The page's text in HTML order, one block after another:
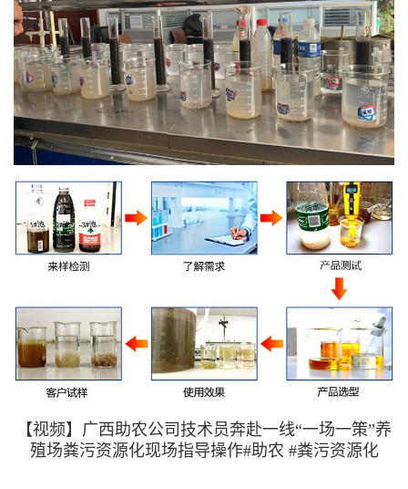
【视频】广西助农公司技术员奔赴一线“一场一策”养
殖场粪污资源化现场指导操作#助农 #粪污资源化